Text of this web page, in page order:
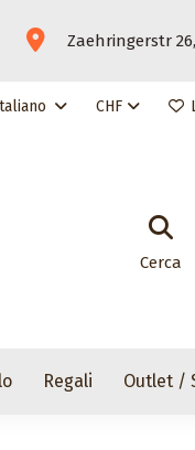
Zaehringerstr
CHF
Cerca
Regali Outlet /